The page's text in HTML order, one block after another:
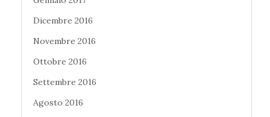
Dicembre 2016
Novembre 2016
Ottobre 2016
Settembre 2016
Agosto 2016